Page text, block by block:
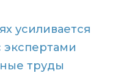
усиливается
экспертами
труды